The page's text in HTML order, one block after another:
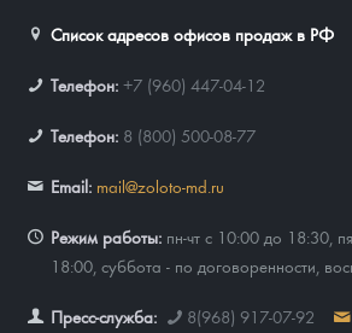
Список адресов офисов продаж в РФ
Телефон: +7 (960) 447-04-12
Телефон: 8 (800) 500-08-77
Email: mail@zoloto-md.ru
Режим работы: пн-чт с 10:00 до 18:30,
18:00, суббота - по договоренности,
Пресс-служба: 8(968) 917-07-92